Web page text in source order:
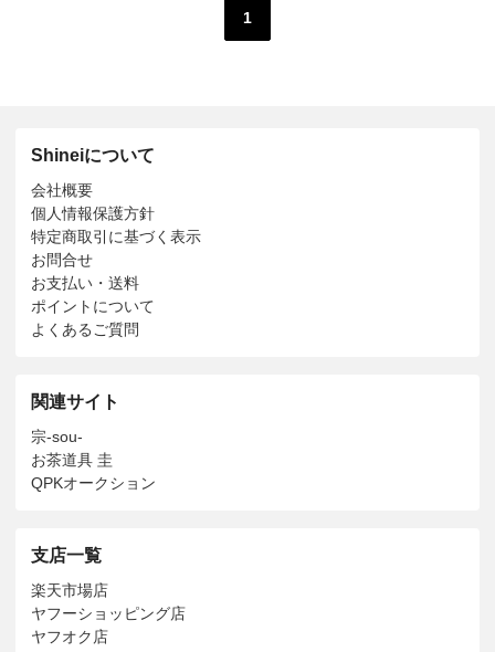
1
Shineiについて
会社概要
個人情報保護方針
特定商取引に基づく表示
お問合せ
お支払い・送料
ポイントについて
よくあるご質問
関連サイト
宗-sou-
お茶道具 圭
QPKオークション
支店一覧
楽天市場店
ヤフーショッピング店
ヤフオク店